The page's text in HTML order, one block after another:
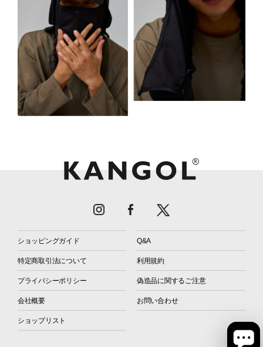
ショッピングガイド Q&A
特定商取引法について 利用規約
プライバシーポリシー 偽造品に関するご注意
会社概要 お問い合わせ
ショップリスト